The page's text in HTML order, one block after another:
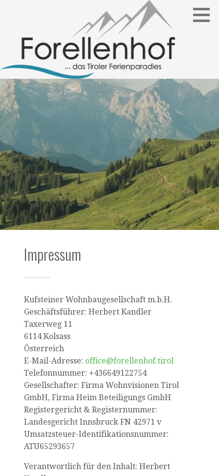
FORELLENHOF TIROL
Ferienhaus
Impressum
Kufsteiner Wohnbaugesellschaft m.b.H.
Geschäftsführer: Herbert Kandler
Taxerweg 11
6114 Kolsass
Österreich
E-Mail-Adresse: office@forellenhof.tirol
Telefonnummer: +436649122754
Gesellschafter: Firma Wohnvisionen Tirol
GmbH, Firma Heim Beteiligungs GmbH
Registergericht & Registernummer:
Landesgericht Innsbruck FN 42971 v
Umsatzsteuer-Identifikationsnummer:
ATU65293657
Verantwortlich für den Inhalt: Herbert